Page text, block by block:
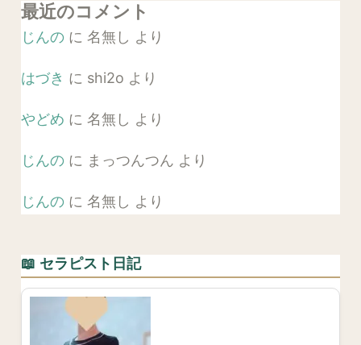
最近のコメント
じんのに 名無し より
はづき に shi2o より
やどめ に 名無し より
じんのに まっつんつん より
じんのに 名無し より
📖 セラピスト日記